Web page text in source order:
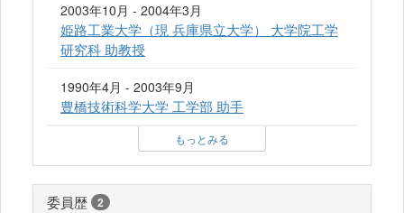
2003年10月 - 2004年3月
姫路工業大学（現 兵庫県立大学） 大学院工学
研究科 助教授
1990年4月 - 2003年9月
豊橋技術科学大学 工学部 助手
もっとみる
委員歴 2